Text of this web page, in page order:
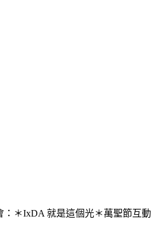
：＊IxDA 就是這個光＊萬聖節互動